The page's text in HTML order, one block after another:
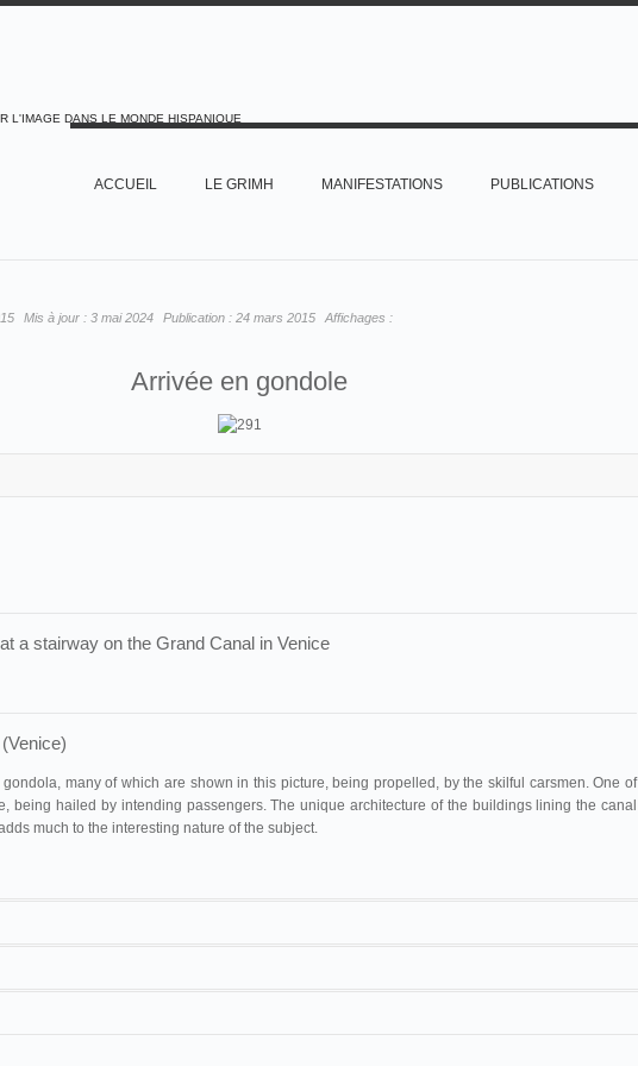
L'IMAGE DANS LE MONDE HISPANIQUE
ACCUEIL LE GRIMH MANIFESTATIONS PUBLICATIONS
Mis à jour : 3 mai 2024 Publication : 24 mars 2015
Affichages :
Arrivée en gondole
a stairway on the Grand Canal in Venice
many of which are shown in this picture, being propelled, by the skilful carsmen. One of
being hailed by intending passengers. The unique architecture of the buildings lining the canal
much to the interesting nature of the subject.